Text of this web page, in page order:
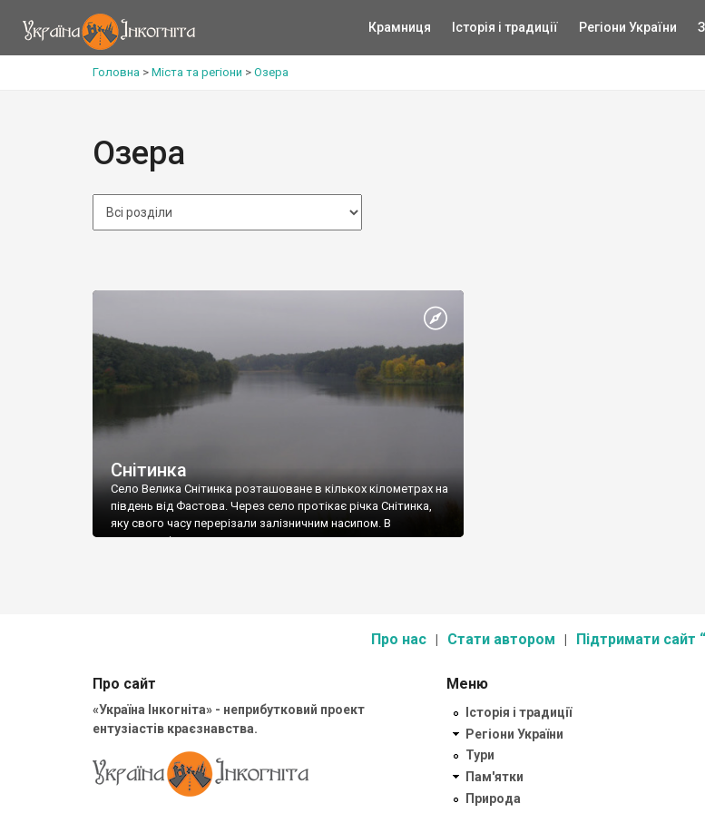
Крамниця Історія і традиції Регіони України
Головна > Міста та регіони > Озера
Озера
Снітинка
Село Велика Снітинка розташоване в кількох кілометрах на
південь від Фастова. Через село протікає річка Снітинка,
яку свого часу перерізали залізничним насипом. В
результаті утворилося мальовниче озеро.
Про нас Стати автором Підтримати сайт
Про сайт
«Україна Інкогніта» - неприбутковий проект
ентузіастів краєзнавства.
Меню
Історія і традиції
Регіони України
Тури
Пам'ятки
Природа